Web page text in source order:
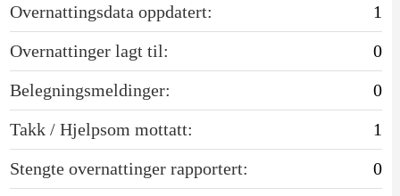
Overnattingsdata oppdatert:
1
Overnattinger lagt til:
0
Belegningsmeldinger:
0
Takk / Hjelpsom mottatt:
1
Stengte overnattinger rapportert:
0